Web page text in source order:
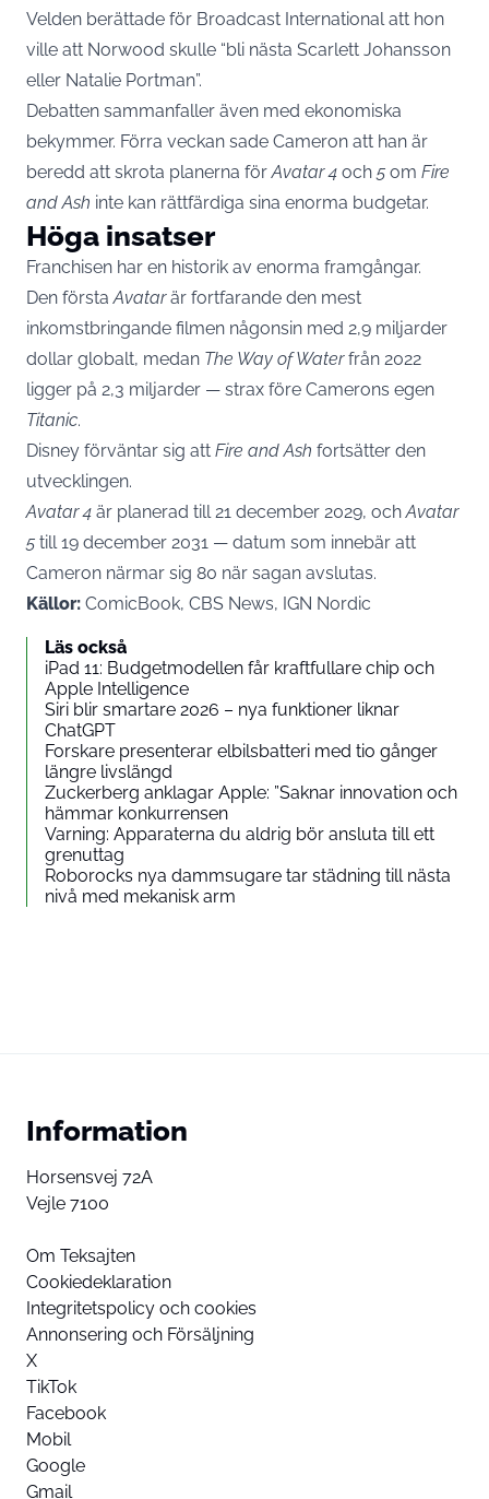
Velden berättade för Broadcast International att hon
ville att Norwood skulle “bli nästa Scarlett Johansson
eller Natalie Portman”.
Debatten sammanfaller även med ekonomiska
bekymmer. Förra veckan sade Cameron att han är
beredd att skrota planerna förAvatar 4 och 5 om Fire
and Ash inte kan rättfärdiga sina enorma budgetar.
Höga insatser
Franchisen har en historik av enorma framgångar.
Den förstaAvatarär fortfarande den mest
inkomstbringande filmen någonsin med 2,9 miljarder
dollar globalt, medan The Way of Waterfrån 2022
ligger på 2,3 miljarder — strax före Camerons egen
Titanic.
Disney förväntar sig att Fire and Ash fortsätter den
utvecklingen.
Avatar 4 är planerad till 21 december 2029, ochAvatar
5 till 19 december 2031 — datum som innebär att
Cameron närmar sig 80 när sagan avslutas.
Källor: ComicBook, CBS News, IGN Nordic
Läs också
iPad 11: Budgetmodellen får kraftfullare chip och
Apple Intelligence
Siri blir smartare 2026 – nya funktioner liknar
ChatGPT
Forskare presenterar elbilsbatteri med tio gånger
längre livslängd
Zuckerberg anklagar Apple: ”Saknar innovation och
hämmar konkurrensen
Varning: Apparaterna du aldrig bör ansluta till ett
grenuttag
Roborocks nya dammsugare tar städning till nästa
nivå med mekanisk arm
Information
Horsensvej 72A
Vejle 7100
Om Teksajten
Cookiedeklaration
Integritetspolicy och cookies
Annonsering och Försäljning
X
TikTok
Facebook
Mobil
Google
Gmail